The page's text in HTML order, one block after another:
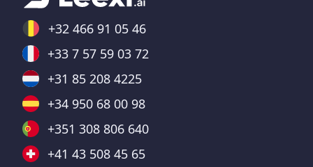
+32 466 91 05 46
+33 7 57 59 03 72
+31 85 208 4225
+34 950 68 00 98
+351 308 806 640
+41 43 508 45 65